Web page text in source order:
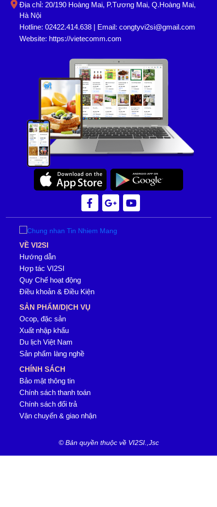
Địa chỉ: 20/190 Hoàng Mai, P.Tương Mai, Q.Hoàng Mai,
Hà Nội
Hotline: 02422.414.638 | Email: congtyvi2si@gmail.com
Website: https://vietecomm.com
VỀ VI2SI
Hướng dẫn
Hợp tác VI2SI
Quy Chế hoạt động
Điều khoản & Điều Kiện
SẢN PHẨM/DỊCH VỤ
Ocop, đặc sản
Xuất nhập khẩu
Du lịch Việt Nam
Sản phẩm làng nghề
CHÍNH SÁCH
Bảo mật thông tin
Chính sách thanh toán
Chính sách đổi trả
Vận chuyển & giao nhận
© Bản quyền thuộc về VI2SI.,Jsc